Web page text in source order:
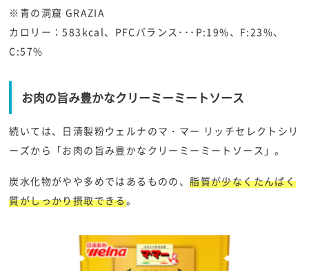
※青の洞窟 GRAZIA
カロリー：583kcal、PFCバランス･･･P:19%、F:23%、
C:57%
お肉の旨み豊かなクリーミーミートソース
続いては、日清製粉ウェルナのマ・マー リッチセレクトシリ
ーズから「お肉の旨み豊かなクリーミーミートソース」。
炭水化物がやや多めではあるものの、脂質が少なくたんぱく
質がしっかり摂取できる。